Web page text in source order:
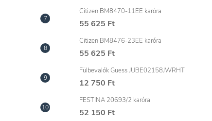
Citizen BM8470-11EE karóra
55 625 Ft
Citizen BM8476-23EE karóra
55 625 Ft
Fülbevalók Guess JUBE02158JWRHT
12 750 Ft
FESTINA 20693/2 karóra
52 150 Ft